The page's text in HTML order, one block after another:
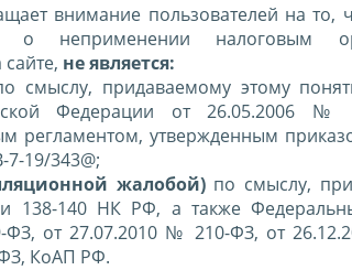
внимание пользователей на то,
о неприменении налоговым
не является:
смыслу, придаваемому этому
Федерации от 26.05.2006
регламентом, утвержденным
19/343@;
жалобой)по смыслу,
138-140 НК РФ, а также
ФЗ, от 27.07.2010 № 210-ФЗ, от
КоАП РФ.